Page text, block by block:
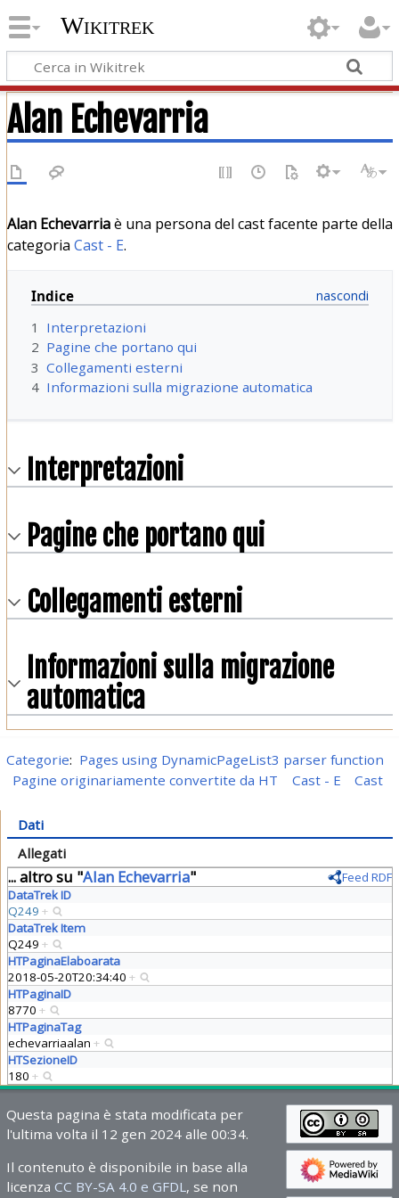
Wikitrek
Alan Echevarria
Alan Echevarriaè una persona del cast facente parte della
categoria Cast - E.
Indice
1
Interpretazioni
2 Pagine che portano qui
3 Collegamenti esterni
4 Informazioni sulla migrazione automatica
Interpretazioni
Pagine che portano qui
Collegamenti esterni
Informazioni sulla migrazione
automatica
Categorie: Pages using DynamicPageList3 parser function
Pagine originariamente convertite da HT
Cast - E Cast
Dati
Allegati
... altro su "Alan Echevarria"
Feed RDF
DataTrek ID
Q249 +
DataTrek Item
Q249 +
HTPaginaElaboarata
2018-05-20T20:34:40 +
HTPaginaID
8770 +
HTPaginaTag
echevarriaalan +
HTSezioneID
180 +
Questa pagina è stata modificata per
l'ultima volta il 12 gen 2024 alle 00:34.
Il contenuto è disponibile in base alla
licenza CC BY-SA 4.0 e GFDL , se non